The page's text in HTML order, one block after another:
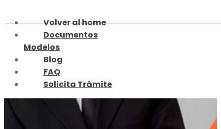
to
content
Volver al home
Documentos
Modelos
Blog
FAQ
Solicita Trámite